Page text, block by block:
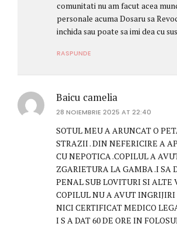
comunitati nu am facut acea
personale acuma Dosaru sa
inchida sau poate sa imi dea cu
RASPUNDE
Baicu camelia
28 NOIEMBRIE 2025 AT 22:40
SOTUL MEU A ARUNCAT O
STRAZII . DIN NEFERICIRE A
CU NEPOTICA .COPILUL A
ZGARIETURA LA GAMBA .I SA
PENAL SUB LOVITURI SI ALTE
COPILUL NU A AVUT
NICI CERTIFICAT MEDICO
I S A DAT 60 DE ORE IN